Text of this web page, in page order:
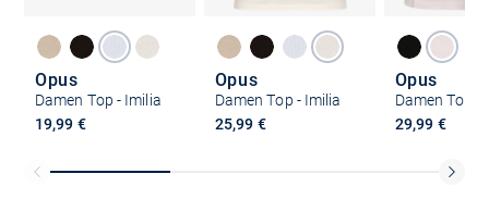
Opus
Damen Top - Imilia
19,99 €
Opus
Damen Top - Imilia
25,99 €
Opus
Damen Top -
29,99 €